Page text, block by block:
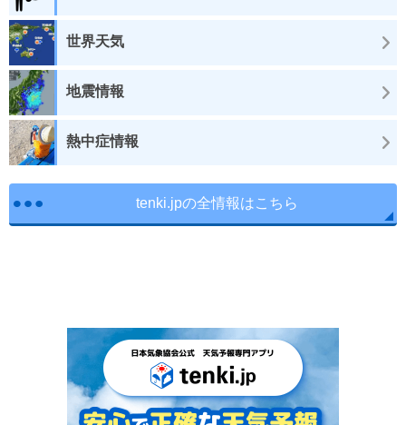
世界天気
地震情報
熱中症情報
tenki.jpの全情報はこちら